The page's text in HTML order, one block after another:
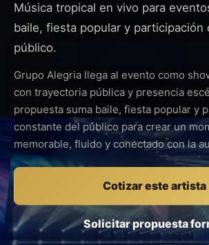
Música tropical en vivo para
baile, fiesta popular y participación
público.
Grupo Alegria llega al evento como
con trayectoria pública y presencia
propuesta suma baile, fiesta popular y
constante del público para crear un
memorable, fluido y conectado con la
Cotizar este artista
Solicitar propuesta